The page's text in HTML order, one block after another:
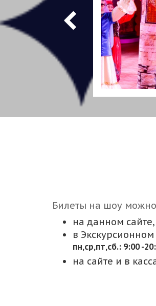
Билеты на шоу
на данном сайте,
в
пн,cр,пт,сб.: 9:00 -
на сайте и в